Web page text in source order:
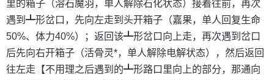
里的箱子（溶石魔羽，单人解除石化状态）接着往前，再次
遇到┻形岔口，先向左走到头开箱子（嘉果，单人回复生命
50%、体力40%）；返回该┻形岔口向上走，再次遇到岔口
后先向右开箱子（活骨灵*，单人解除电解状态），然后返回
往左走【不用理之后遇到的┻形路口里向上的部分，那通向